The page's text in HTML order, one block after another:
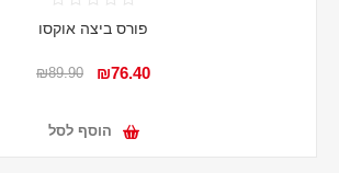
פורס ביצה אוקסו
₪76.40
₪89.90
הוסף לסל